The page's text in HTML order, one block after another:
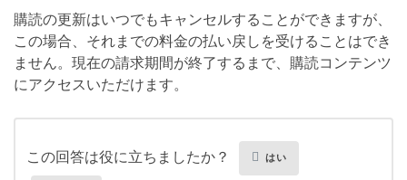
購読の更新はいつでもキャンセルすることができますが、
この場合、それまでの料金の払い戻しを受けることはでき
ません。現在の請求期間が終了するまで、購読コンテンツ
にアクセスいただけます。
この回答は役に立ちましたか？ はい